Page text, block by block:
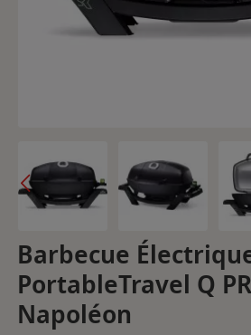
Barbecue
PortableTravel Q
Napoléon